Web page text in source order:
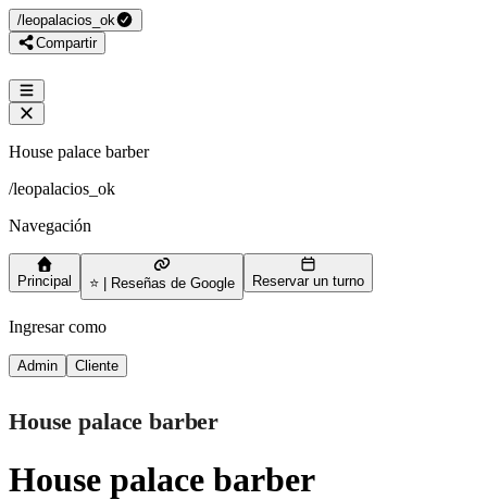
/ leopalacios_ok
Compartir
House palace barber
/leopalacios_ok
Navegación
Principal ⭐ | Reseñas de Google Reservar un turno
Ingresar como
Admin Cliente
House palace barber
House palace barber